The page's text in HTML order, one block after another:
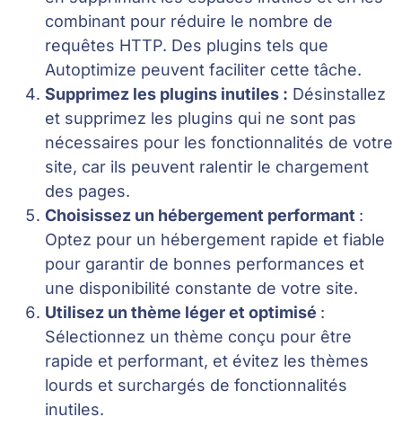
combinant pour réduire le nombre de
requêtes HTTP. Des plugins tels que
Autoptimize peuvent faciliter cette tâche.
Supprimez les plugins inutiles : Désinstallez
et supprimez les plugins qui ne sont pas
nécessaires pour les fonctionnalités de votre
site, car ils peuvent ralentir le chargement
des pages.
Choisissez un hébergement performant :
Optez pour un hébergement rapide et fiable
pour garantir de bonnes performances et
une disponibilité constante de votre site.
Utilisez un thème léger et optimisé :
Sélectionnez un thème conçu pour être
rapide et performant, et évitez les thèmes
lourds et surchargés de fonctionnalités
inutiles.